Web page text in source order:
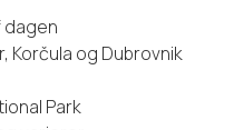
dagen
Korčula og Dubrovnik
Park